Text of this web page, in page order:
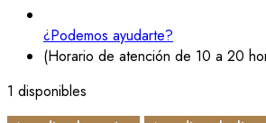
¿Podemos ayudarte?
(Horario de atención de 10 a 20
1 disponibles